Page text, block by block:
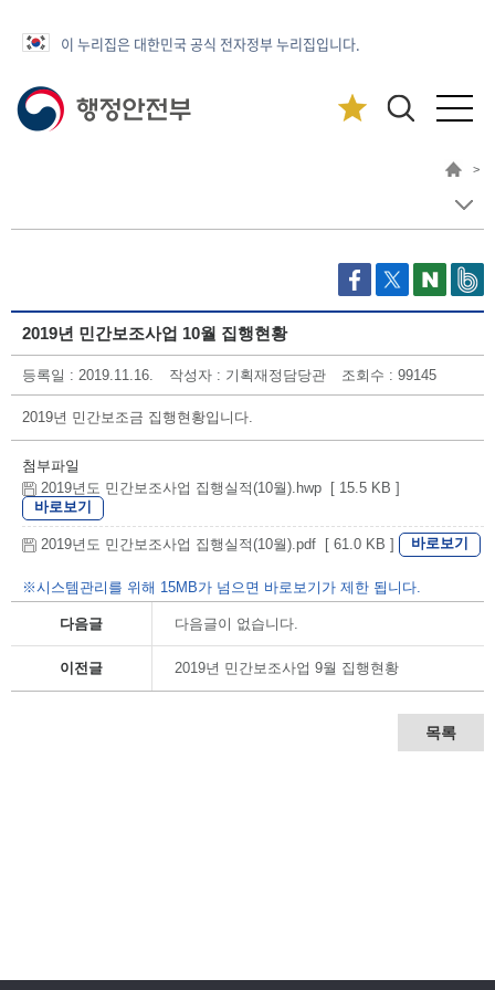
이 누리집은 대한민국 공식 전자정부 누리집입니다.
>
2019년 민간보조사업 10월 집행현황
등록일 : 2019.11.16. 작성자 : 기획재정담당관 조회수 : 99145
2019년 민간보조금 집행현황입니다.
첨부파일
2019년도 민간보조사업 집행실적(10월).hwp [ 15.5 KB ]
바로보기
2019년도 민간보조사업 집행실적(10월).pdf [ 61.0 KB ] 바로보기
※시스템관리를 위해 15MB가 넘으면 바로보기가 제한 됩니다.
다음글 다음글이 없습니다.
이전글 2019년 민간보조사업 9월 집행현황
목록